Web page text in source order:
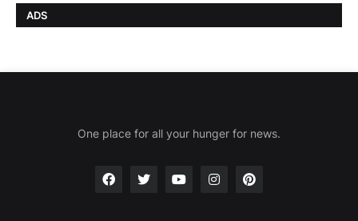
ADS
One place for all your hunger for news.